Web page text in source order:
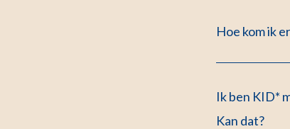
Hoe kom ik
Ik ben KID*
Kan dat?